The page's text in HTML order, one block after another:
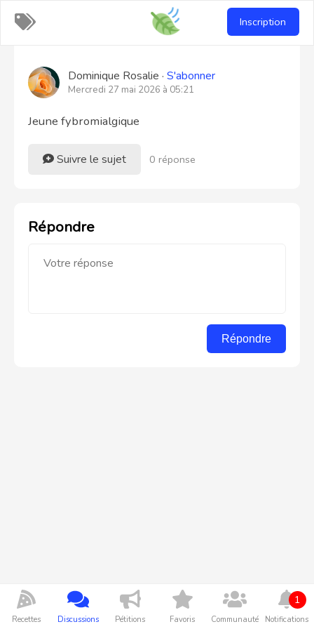
Recettes-
vegan
Recettes Discussions Pétitions Favoris Communauté Notifications
1
Inscription
Dominique Rosalie · S'abonner
Mercredi 27 mai 2026 à 05:21
Jeune fybromialgique
Suivre le sujet 0 réponse
Répondre
Répondre